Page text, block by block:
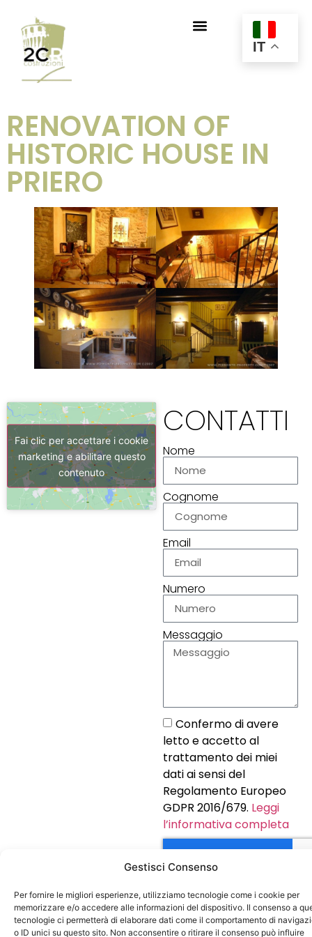
Gestisci Consenso
Per fornire le migliori esperienze, utilizziamo tecnologie come i cookie per
memorizzare e/o accedere alle informazioni del dispositivo. Il consenso a
tecnologie ci permetterà di elaborare dati come il comportamento di
o ID unici su questo sito. Non acconsentire o ritirare il consenso può influire
IT
RENOVATION OF
HISTORIC HOUSE IN
PRIERO
Fai clic per accettare i cookie
marketing e abilitare questo
contenuto
CONTATTI
Nome
Cognome
Email
Numero
Messaggio
Confermo di avere
letto e accetto al
trattamento dei miei
dati ai sensi del
Regolamento Europeo
GDPR 2016/679. Leggi
l’informativa completa
INVIA